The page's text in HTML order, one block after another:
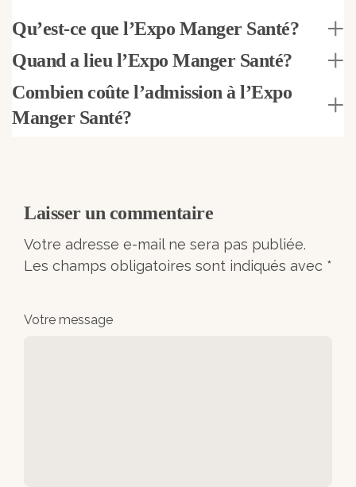
Qu’est-ce que l’Expo Manger Santé?
Quand a lieu l’Expo Manger Santé?
Combien coûte l’admission à l’Expo
Manger Santé?
Laisser un commentaire
Votre adresse e-mail ne sera pas publiée.
Les champs obligatoires sont indiqués avec *
Votre message